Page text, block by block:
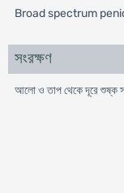
Broad spectrum
সংরক্ষণ
আলো ও তাপ থেকে দূরে শুষ্ক